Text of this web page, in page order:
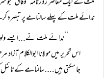
ندائے ملت کے پہلے سالنامے پر تبصرہ
’’ندائے ملت نے...ایسے
اس تحریر میں مولانا ابوالکلام
جا سکتی ہیں....سالنامے کے ٹائٹل